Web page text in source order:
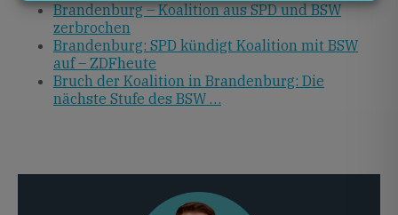
Brandenburg – Koalition aus SPD und BSW
zerbrochen
Brandenburg: SPD kündigt Koalition mit BSW
auf – ZDFheute
Bruch der Koalition in Brandenburg: Die
nächste Stufe des BSW …